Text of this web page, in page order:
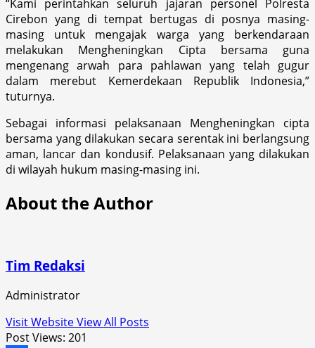
“Kami perintahkan seluruh jajaran personel Polresta
Cirebon yang di tempat bertugas di posnya masing-
masing untuk mengajak warga yang berkendaraan
melakukan Mengheningkan Cipta bersama guna
mengenang arwah para pahlawan yang telah gugur
dalam merebut Kemerdekaan Republik Indonesia,”
tuturnya.
Sebagai informasi pelaksanaan Mengheningkan cipta
bersama yang dilakukan secara serentak ini berlangsung
aman, lancar dan kondusif. Pelaksanaan yang dilakukan
di wilayah hukum masing-masing ini.
About the Author
Tim Redaksi
Administrator
Visit WebsiteView All Posts
Post Views: 201